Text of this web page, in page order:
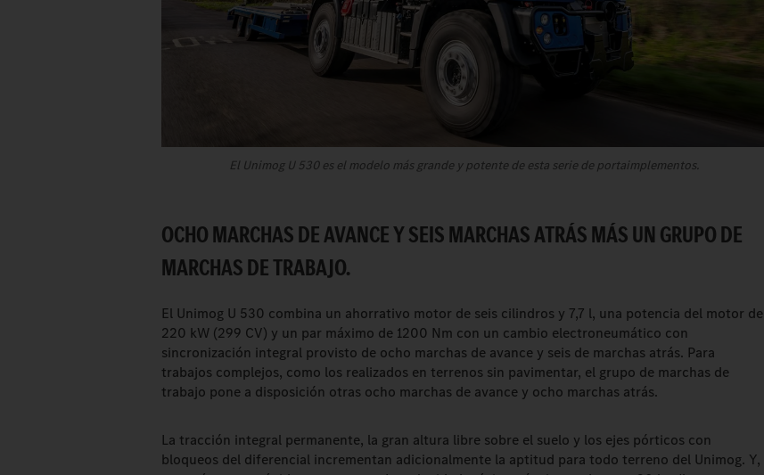
El Unimog U 530 es el modelo más grande y potente de esta serie de portaimplementos.
OCHO MARCHAS DE AVANCE Y SEIS MARCHAS ATRÁS MÁS UN GRUPO DE
MARCHAS DE TRABAJO.
El Unimog U 530 combina un ahorrativo motor de seis cilindros y 7,7 l, una potencia del motor de
220 kW (299 CV) y un par máximo de 1200 Nm con un cambio electroneumático con
sincronización integral provisto de ocho marchas de avance y seis de marchas atrás. Para
trabajos complejos, como los realizados en terrenos sin pavimentar, el grupo de marchas de
trabajo pone a disposición otras ocho marchas de avance y ocho marchas atrás.
La tracción integral permanente, la gran altura libre sobre el suelo y los ejes pórticos con
bloqueos del diferencial incrementan adicionalmente la aptitud para todo terreno del Unimog. Y,